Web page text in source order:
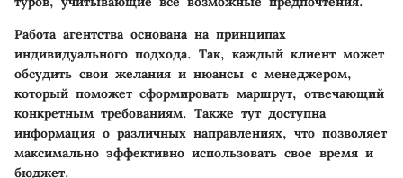
Работа агентства основана на принципах
индивидуального подхода. Так, каждый клиент может
обсудить свои желания и нюансы с менеджером,
который поможет сформировать маршрут, отвечающий
конкретным требованиям. Также тут доступна
информация о различных направлениях, что позволяет
максимально эффективно использовать свое время и
бюджет.